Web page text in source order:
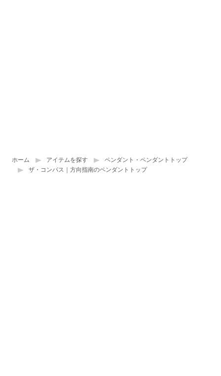
ホーム アイテムを探す
ペンダント・ペンダントトップ
ザ・コンパス｜方向指南のペンダントトップ